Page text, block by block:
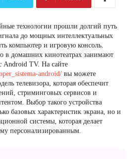
технологии прошли долгий путь
до мощных интеллектуальных
компьютер и игровую консоль.
в домашних кинотеатрах занимают
Android TV. На сайте
android/ вы можете
телевизора, которая обеспечит
стриминговых сервисов и
Выбор такого устройства
базовых характеристик экрана, но и
системы, которая делает
персонализированным.